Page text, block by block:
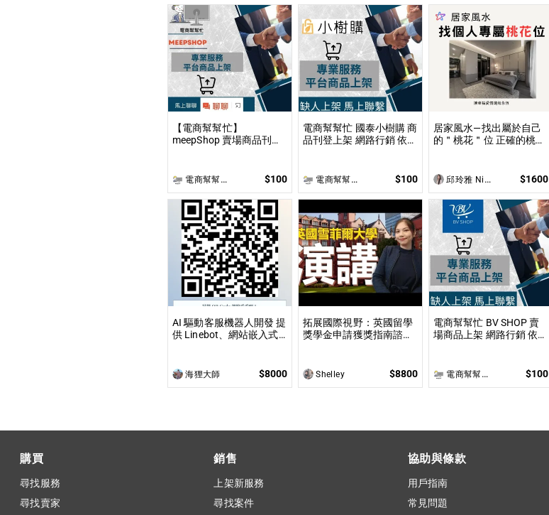
【電商幫幫忙】
meepShop 賣場商品刊登
作 電商幫幫忙(電商平台代營運/電商上架/運營策略/網路行銷) $100
電商幫幫忙 國泰小樹購 商
品刊登上架 網路行銷 依照
電商幫幫忙(電商平台代營運/電商上架/運營策略/網路行銷) $100
居家風水—找出屬於自己
的＂桃花＂位 正確的桃花
和諧及友誼的增進！
邱玲雅 Nina $1600
AI 驅動客服機器人開發 提
供 Linebot、網站嵌入式
海狸大師 $8000
拓展國際視野：英國留學
獎學金申請獲獎指南諮詢
現英國求學夢想
Shelley $8800
電商幫幫忙 BV SHOP 賣
場商品上架 網路行銷 依照
電商幫幫忙(電商平台代營運/電商上架/運營策略/網路行銷) $100
購買
尋找服務
尋找賣家
銷售
上架新服務
尋找案件
協助與條款
用戶指南
常見問題